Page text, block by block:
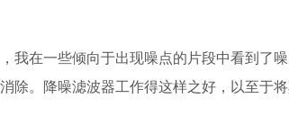
在一些倾向于出现噪点的片段中看到了
除。降噪滤波器工作得这样之好，以至于